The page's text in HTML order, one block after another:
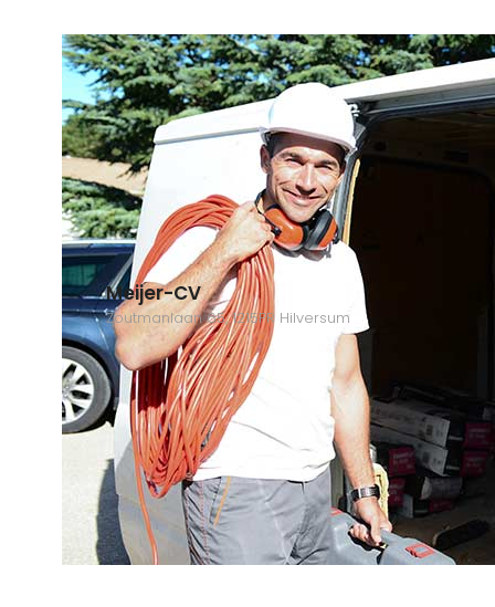
Meijer-CV
Zoutmanlaan 65, 1215PR Hilversum